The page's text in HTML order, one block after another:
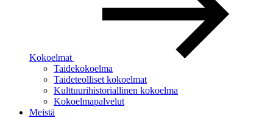
Kokoelmat
Taidekokoelma
Taideteolliset kokoelmat
Kulttuurihistoriallinen kokoelma
Kokoelmapalvelut
Meistä